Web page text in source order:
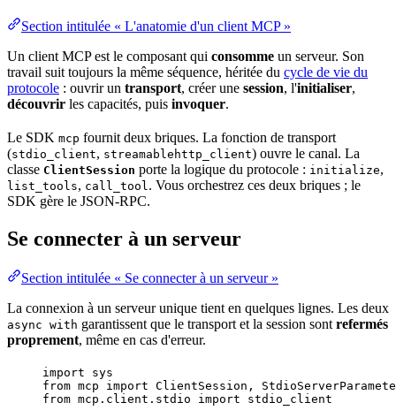
Section intitulée « L'anatomie d'un client MCP »
Un client MCP est le composant qui consomme un serveur. Son
travail suit toujours la même séquence, héritée du cycle de vie du
protocole : ouvrir un transport, créer une session, l'initialiser,
découvrir les capacités, puis invoquer.
Le SDK mcp fournit deux briques. La fonction de transport
(stdio_client, streamablehttp_client) ouvre le canal. La
classe ClientSession porte la logique du protocole : initialize,
list_tools, call_tool. Vous orchestrez ces deux briques ; le
SDK gère le JSON-RPC.
Se connecter à un serveur
Section intitulée « Se connecter à un serveur »
La connexion à un serveur unique tient en quelques lignes. Les deux
async with garantissent que le transport et la session sont refermés
proprement, même en cas d'erreur.
import sys
from mcp import ClientSession,
from mcp.client.stdio import stdio_client